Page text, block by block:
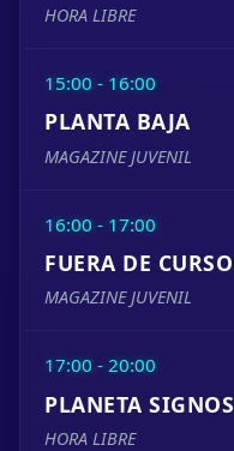
HORA LIBRE
15:00 - 16:00
PLANTA BAJA
MAGAZINE JUVENIL
16:00 - 17:00
FUERA DE CURSO
MAGAZINE JUVENIL
17:00 - 20:00
PLANETA SIGNOS
HORA LIBRE